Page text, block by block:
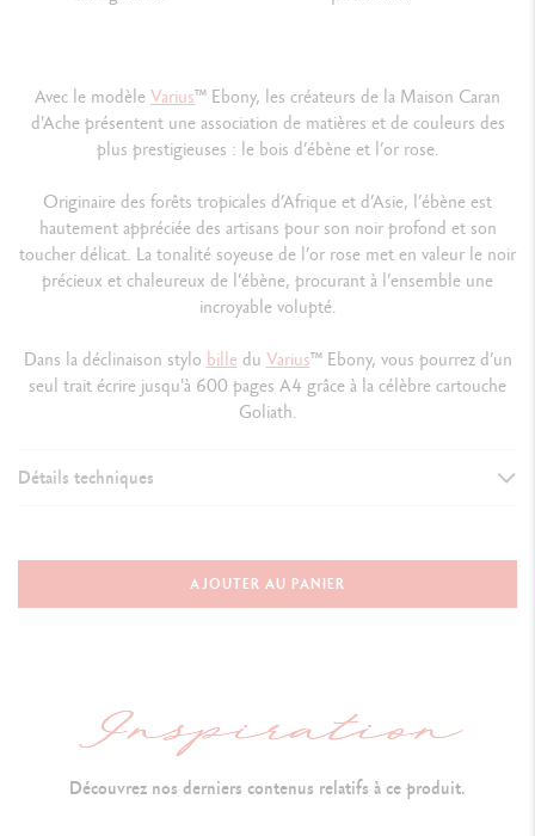
Avec le modèleVarius™ Ebony, les créateurs de la Maison Caran
d'Ache présentent une association de matières et de couleurs des
plus prestigieuses : le bois d’ébène et l’or rose.
Originaire des forêts tropicales d’Afrique et d’Asie, l’ébène est
hautement appréciée des artisans pour son noir profond et son
toucher délicat. La tonalité soyeuse de l’or rose met en valeur le noir
précieux et chaleureux de l’ébène, procurant à l’ensemble une
incroyable volupté.
Dans la déclinaison stylo billedu Varius™ Ebony, vous pourrez d’un
seul trait écrire jusqu'à 600 pages A4 grâce à la célèbre cartouche
Goliath.
Détails techniques
Longueur : 135.1 mm x Diamètre : 9.7 mm
Corps hexagonal en laiton revêtu de bois d'ébène poli et verni
Bouton et clip plaqués or rose (18 carats)
AJOUTER AU PANIER
Découvrez nos derniers contenus relatifs à ce produit.